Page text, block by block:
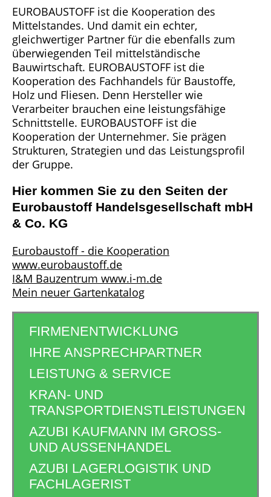
EUROBAUSTOFF ist die Kooperation des
Mittelstandes. Und damit ein echter,
gleichwertiger Partner für die ebenfalls zum
überwiegenden Teil mittelständische
Bauwirtschaft. EUROBAUSTOFF ist die
Kooperation des Fachhandels für Baustoffe,
Holz und Fliesen. Denn Hersteller wie
Verarbeiter brauchen eine leistungsfähige
Schnittstelle. EUROBAUSTOFF ist die
Kooperation der Unternehmer. Sie prägen
Strukturen, Strategien und das Leistungsprofil
der Gruppe.
Hier kommen Sie zu den Seiten der
Eurobaustoff Handelsgesellschaft mbH
& Co. KG
Eurobaustoff - die Kooperation
www.eurobaustoff.de
I&M Bauzentrum www.i-m.de
Mein neuer Gartenkatalog
FIRMENENTWICKLUNG
IHRE ANSPRECHPARTNER
LEISTUNG & SERVICE
KRAN- UND
TRANSPORTDIENSTLEISTUNGEN
AZUBI KAUFMANN IM GROSS- U
ND AUSSENHANDEL
AZUBI LAGERLOGISTIK UND
FACHLAGERIST